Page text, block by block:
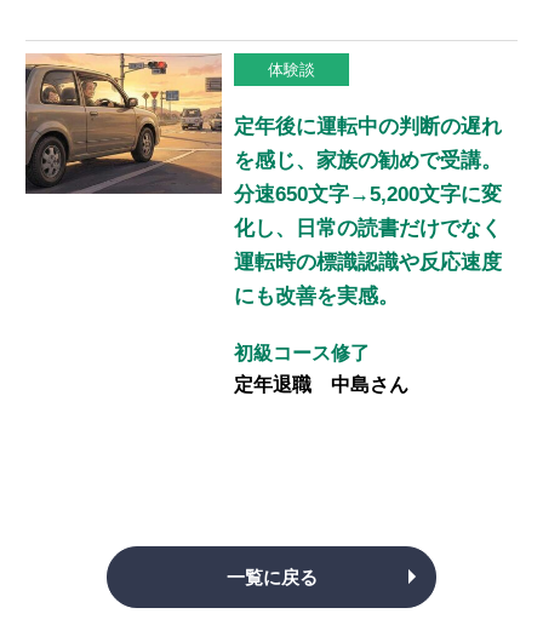
体験談
定年後に運転中の判断の遅れ
を感じ、家族の勧めで受講。
分速650文字→5,200文字に変
化し、日常の読書だけでなく
運転時の標識認識や反応速度
にも改善を実感。
初級コース修了
定年退職 中島さん
一覧に戻る